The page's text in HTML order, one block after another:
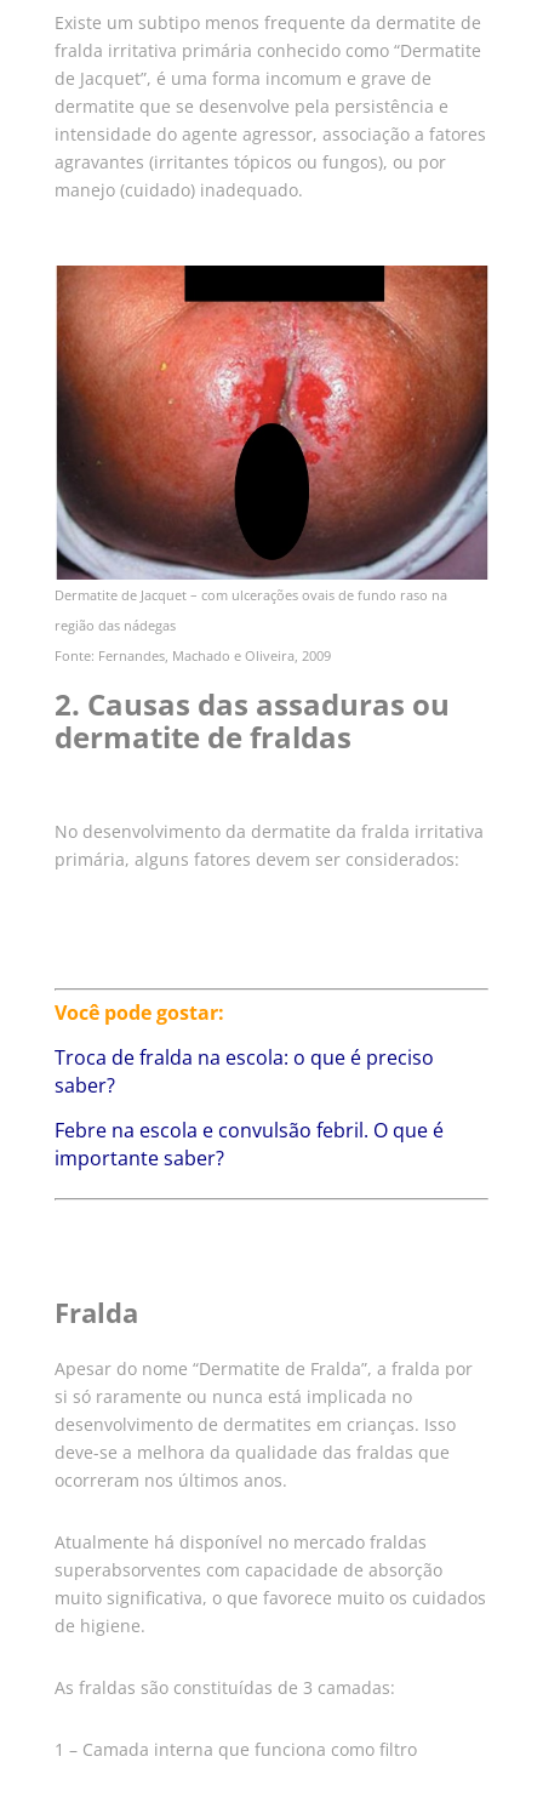
Existe um subtipo menos frequente da dermatite de
fralda irritativa primária conhecido como “Dermatite
de Jacquet”, é uma forma incomum e grave de
dermatite que se desenvolve pela persistência e
intensidade do agente agressor, associação a fatores
agravantes (irritantes tópicos ou fungos), ou por
manejo (cuidado) inadequado.
Dermatite de Jacquet – com ulcerações ovais de fundo raso na
região das nádegas
Fonte: Fernandes, Machado e Oliveira, 2009
2. Causas das assaduras ou
dermatite de fraldas
No desenvolvimento da dermatite da fralda irritativa
primária, alguns fatores devem ser considerados:
Você pode gostar:
Troca de fralda na escola: o que é preciso
saber?
Febre na escola e convulsão febril. O que é
importante saber?
Fralda
Apesar do nome “Dermatite de Fralda”, a fralda por
si só raramente ou nunca está implicada no
desenvolvimento de dermatites em crianças. Isso
deve-se a melhora da qualidade das fraldas que
ocorreram nos últimos anos.
Atualmente há disponível no mercado fraldas
superabsorventes com capacidade de absorção
muito significativa, o que favorece muito os cuidados
de higiene.
As fraldas são constituídas de 3 camadas:
1 – Camada interna que funciona como filtro